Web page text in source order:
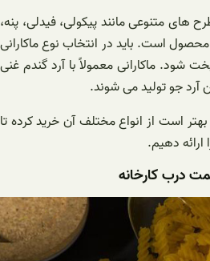
های متنوعی مانند پیکولی، فیدلی، پنه،
است. باید در انتخاب نوع ماکارانی
شود. ماکارانی معمولاً با آرد گندم غنی
آرد جو تولید می شوند.
بهتر است از انواع مختلف آن خرید کرده تا
دهیم.
درب کارخانه